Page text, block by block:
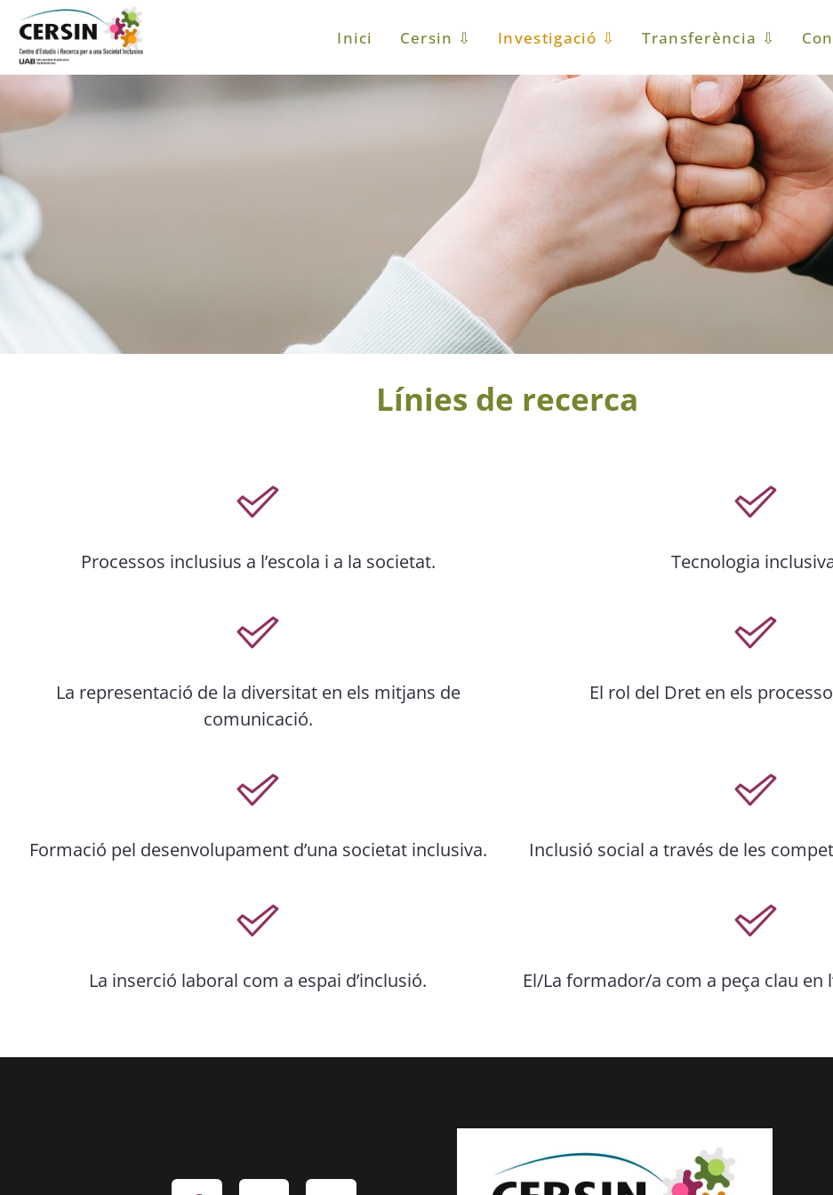
Inici Cersin ⇩ Investigació ⇩ Transferència ⇩
Línies de recerca
Processos inclusius a l’escola i a la societat. Tecnologia
La representació de la diversitat en els mitjans de
comunicació.
El rol del Dret en els
Formació pel desenvolupament d’una societat inclusiva. Inclusió social a través de les
La inserció laboral com a espai d’inclusió. El/La formador/a com a peça clau en